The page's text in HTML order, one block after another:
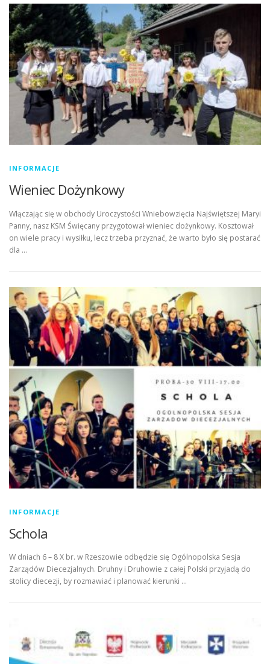
INFORMACJE
Wieniec Dożynkowy
Włączając się w obchody Uroczystości Wniebowzięcia Najświętszej Maryi
Panny, nasz KSM Święcany przygotował wieniec dożynkowy. Kosztował
on wiele pracy i wysiłku, lecz trzeba przyznać, że warto było się postarać
dla …
INFORMACJE
Schola
W dniach 6 – 8 X br. w Rzeszowie odbędzie się Ogólnopolska Sesja
Zarządów Diecezjalnych. Druhny i Druhowie z całej Polski przyjadą do
stolicy diecezji, by rozmawiać i planować kierunki …